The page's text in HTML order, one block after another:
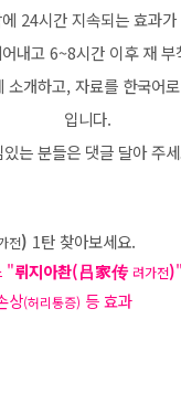
24시간 지속되는 효과가
내고 6~8시간 이후 재 부
소개하고, 자료를 한국어
입니다.
있는 분들은 댓글 달아 주
전) 1탄 찾아보세요.
"뤼지아촨(吕家传 려가전)
상(허리통증) 등 효과